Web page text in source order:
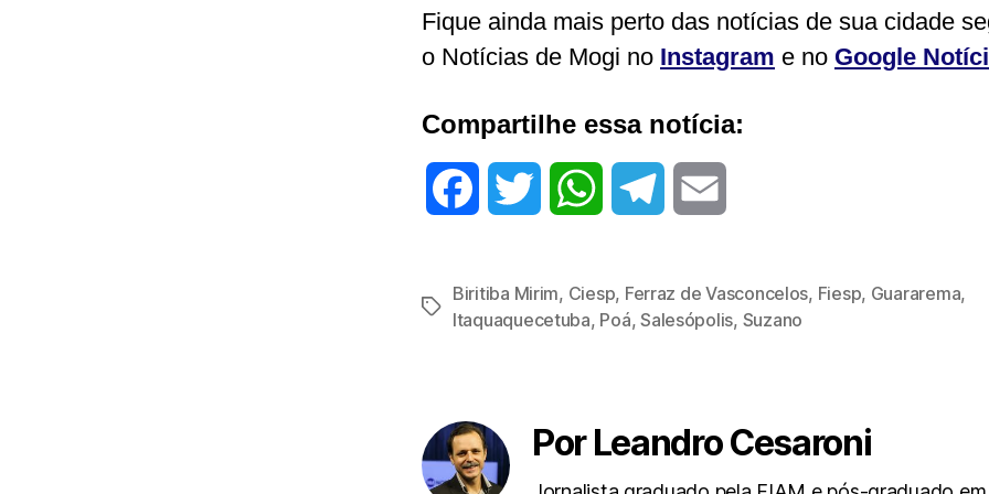
Fique ainda mais perto das notícias de sua cidade
o Notícias de Mogi no Instagram e no Google
Compartilhe essa notícia:
c
o
i
e
a
A
l
r
a
Tags
Biritiba Mirim, Ciesp, Ferraz de Vasconcelos, Fiesp, Guararema,
Itaquaquecetuba, Poá,Salesópolis, Suzano
Por Leandro Cesaroni